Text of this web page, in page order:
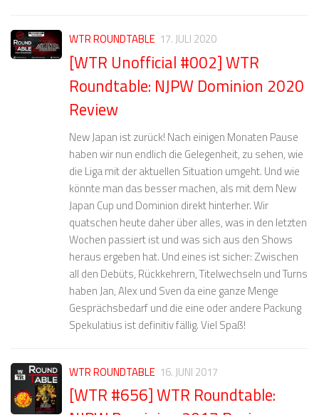
WTR ROUNDTABLE 17. JULI 2020
[WTR Unofficial #002] WTR
Roundtable: NJPW Dominion 2020
Review
New Japan ist zurück! Nach einigen Monaten Pause
haben wir nun endlich die Gelegenheit, zu sehen, wie
die Liga mit der aktuellen Situation umgeht. Und wie
könnte man das besser machen, als mit dem New
Japan Cup und Dominion direkt hinterher. Wir
quatschen heute daher über alles, was in den letzten
Wochen passiert ist und was sich aus den Shows
heraus ergeben hat. Und eines ist sicher: Zwischen
all den Debüts, Rückkehrern, Titelwechseln und Turns
haben Jan, Alex und Sven da eine ganze Menge
Gesprächsbedarf und die eine oder andere Packung
Spekulatius ist definitiv fällig. Viel Spaß!
WTR ROUNDTABLE 16. JUNI 2017
[WTR #656] WTR Roundtable: